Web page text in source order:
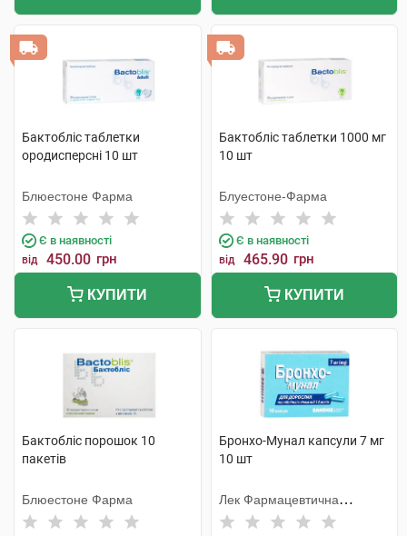
Бактобліс таблетки
ородисперсні 10 шт
Блюестоне Фарма
Є в наявності
від 450.00 грн
КУПИТИ
Бактобліс таблетки 1000 мг
10 шт
Блуестоне-Фарма
Є в наявності
від 465.90 грн
КУПИТИ
Бактобліс порошок 10
пакетів
Блюестоне Фарма
Бронхо-Мунал капсули 7 мг
10 шт
Лек Фармацевтична
компанія